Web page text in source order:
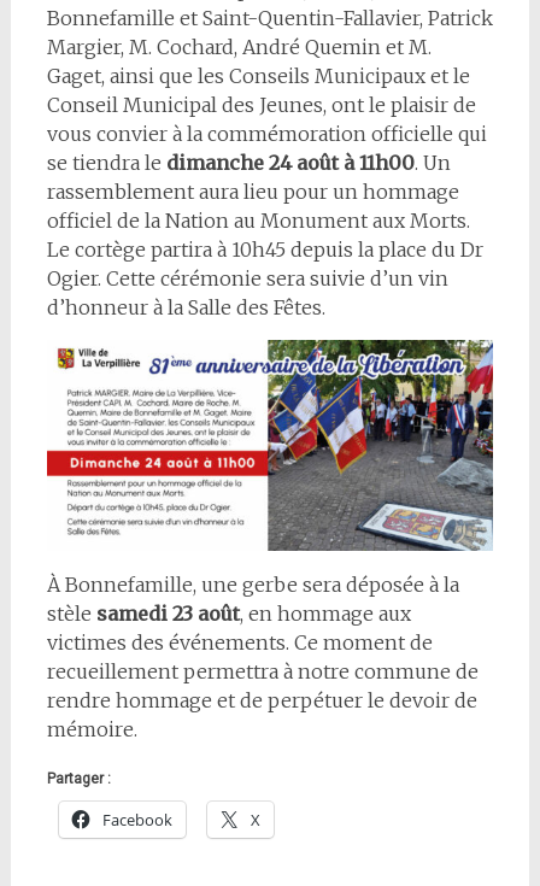
Bonnefamille et Saint-Quentin-Fallavier, Patrick
Margier, M. Cochard, André Quemin et M.
Gaget, ainsi que les Conseils Municipaux et le
Conseil Municipal des Jeunes, ont le plaisir de
vous convier à la commémoration officielle qui
se tiendra le dimanche 24 août à 11h00. Un
rassemblement aura lieu pour un hommage
officiel de la Nation au Monument aux Morts.
Le cortège partira à 10h45 depuis la place du Dr
Ogier. Cette cérémonie sera suivie d’un vin
d’honneur à la Salle des Fêtes.
À Bonnefamille, une gerbe sera déposée à la
stèle samedi 23 août, en hommage aux
victimes des événements. Ce moment de
recueillement permettra à notre commune de
rendre hommage et de perpétuer le devoir de
mémoire.
Partager :
Facebook X